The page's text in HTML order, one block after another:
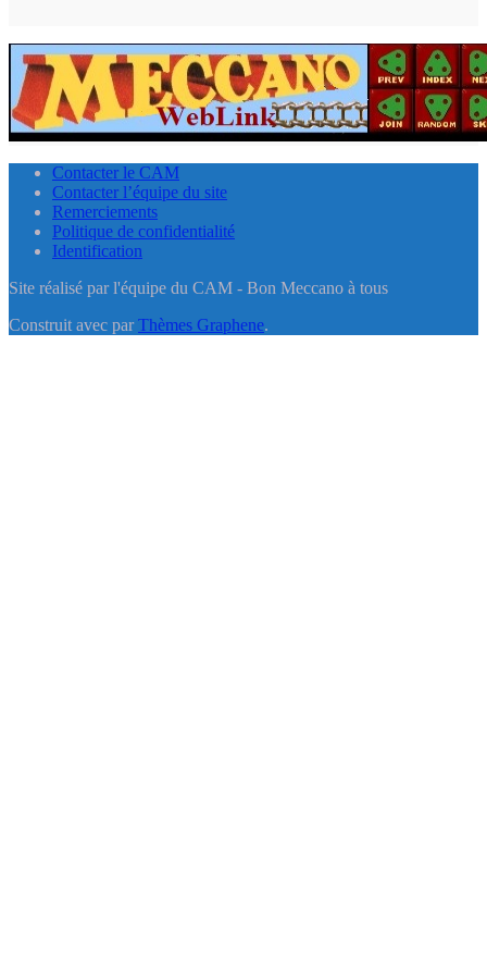
Contacter le CAM
Contacter l’équipe du site
Remerciements
Politique de confidentialité
Identification
Site réalisé par l'équipe du CAM - Bon Meccano à tous
Construit avec parThèmes Graphene.